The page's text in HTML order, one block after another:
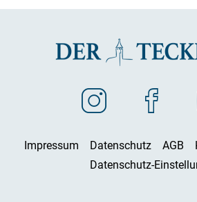
Impressum Datenschutz AGB
Datenschutz-